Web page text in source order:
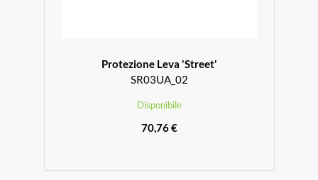
Protezione Leva 'Street'
SR03UA_02
Disponibile
70,76 €